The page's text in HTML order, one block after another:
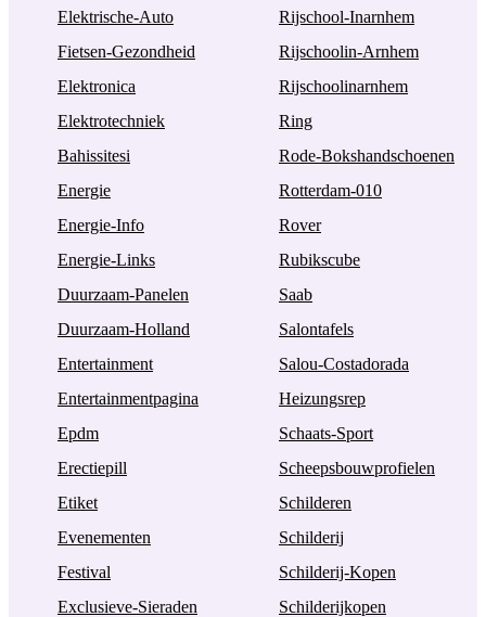
Elektrische-Auto
Fietsen-Gezondheid
Elektronica
Elektrotechniek
Bahissitesi
Energie
Energie-Info
Energie-Links
Duurzaam-Panelen
Duurzaam-Holland
Entertainment
Entertainmentpagina
Epdm
Erectiepill
Etiket
Evenementen
Festival
Exclusieve-Sieraden
Rijschool-Inarnhem
Rijschoolin-Arnhem
Rijschoolinarnhem
Ring
Rode-Bokshandschoenen
Rotterdam-010
Rover
Rubikscube
Saab
Salontafels
Salou-Costadorada
Heizungsrep
Schaats-Sport
Scheepsbouwprofielen
Schilderen
Schilderij
Schilderij-Kopen
Schilderijkopen